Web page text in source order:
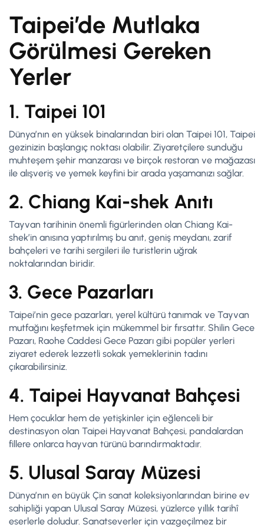
Taipei’de Mutlaka
Görülmesi Gereken
Yerler
1. Taipei 101
Dünya’nın en yüksek binalarından biri olan Taipei 101, Taipei
gezinizin başlangıç noktası olabilir. Ziyaretçilere sunduğu
muhteşem şehir manzarası ve birçok restoran ve mağazası
ile alışveriş ve yemek keyfini bir arada yaşamanızı sağlar.
2. Chiang Kai-shek Anıtı
Tayvan tarihinin önemli figürlerinden olan Chiang Kai-
shek’in anısına yaptırılmış bu anıt, geniş meydanı, zarif
bahçeleri ve tarihi sergileri ile turistlerin uğrak
noktalarından biridir.
3. Gece Pazarları
Taipei’nin gece pazarları, yerel kültürü tanımak ve Tayvan
mutfağını keşfetmek için mükemmel bir fırsattır. Shilin Gece
Pazarı, Raohe Caddesi Gece Pazarı gibi popüler yerleri
ziyaret ederek lezzetli sokak yemeklerinin tadını
çıkarabilirsiniz.
4. Taipei Hayvanat Bahçesi
Hem çocuklar hem de yetişkinler için eğlenceli bir
destinasyon olan Taipei Hayvanat Bahçesi, pandalardan
fillere onlarca hayvan türünü barındırmaktadır.
5. Ulusal Saray Müzesi
Dünya’nın en büyük Çin sanat koleksiyonlarından birine ev
sahipliği yapan Ulusal Saray Müzesi, yüzlerce yıllık tarihî
eserlerle doludur. Sanatseverler için vazgeçilmez bir